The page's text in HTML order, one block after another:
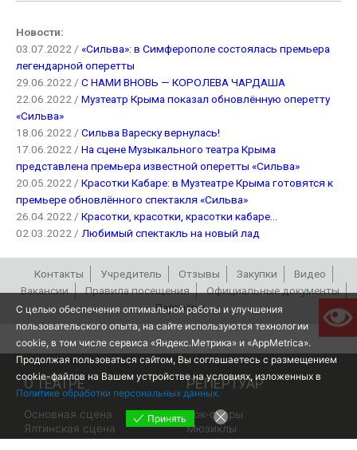
Новости:
03.07.2022 / «Сильва»: в Симферополе состоялась премьера
легендарной оперетты
29.06.2022 / С НАМИ ВНОВЬ — КОРОЛЕВА ЧАРДАША
22.06.2022 / Музтеатр Крыма показал обновлённую оперетту
«Сильва»
18.06.2022 / Сильва Вареску вернулась!
17.06.2022 / На сцене Музыкального театра Крыма
представлена премьера известной оперетты «Сильва»
20.05.2022 / Красотки Кабаре: в Музтеатре Крыма готовятся к
премьере обновлённого спектакля «Сильва»
26.04.2022 / Красотки, красотки, красотки кабаре…
02.03.2022 / Любимый спектакль на новый лад
Контакты Учредитель Отзывы Закупки
Видео
Вакансии
Правила посещения
Официальные документы
Партнёры
РЕПЕРТУАР
О ТЕАТРЕ
Основная сцена
Ялтинская сцена
Паспорт театра
РЕПЕРТУАР
Рок-оперы
Мюзиклы
Балеты
С целью обеспечения оптимальной работы и улучшения
пользовательского опыта, на сайте используются технологии
cookie, в том числе сервиса «Яндекс.Метрика» и «AppMetrica».
Продолжая пользоваться сайтом, Вы соглашаетесь с размещением
cookie-файлов на Вашем устройстве на условиях, изложенных в
Политике обработки персональных данных.
Принять